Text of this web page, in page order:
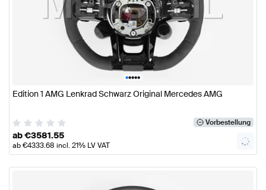
•••••
Edition 1 AMG Lenkrad Schwarz Original Mercedes AMG
Vorbestellung
ab€3581.55
ab€4333.68 incl. 21% LV VAT